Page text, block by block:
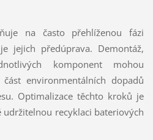
na často přehlíženou fázi
jejich předúprava. Demontáž,
komponent mohou
environmentálních dopadů
Optimalizace těchto kroků je
recyklaci bateriových